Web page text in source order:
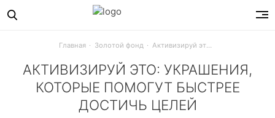
Главная Золотой фонд
АКТИВИЗИРУЙ ЭТО: УКРАШЕНИЯ,
КОТОРЫЕ ПОМОГУТ БЫСТРЕЕ
ДОСТИЧЬ ЦЕЛЕЙ